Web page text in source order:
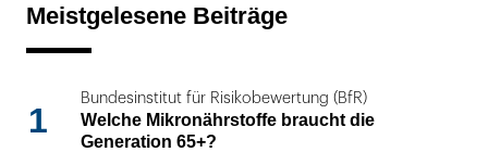
Meistgelesene Beiträge
1
Bundesinstitut für Risikobewertung (BfR)
Welche Mikronährstoffe braucht die
Generation 65+?